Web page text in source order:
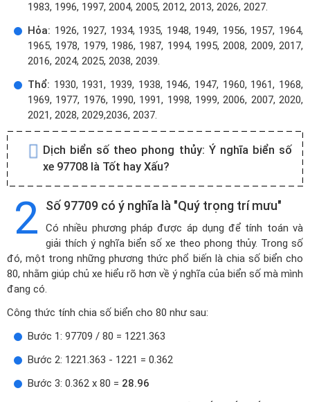
1983, 1996, 1997, 2004, 2005, 2012, 2013, 2026, 2027.
Hỏa: 1926, 1927, 1934, 1935, 1948, 1949, 1956, 1957, 1964,
1965, 1978, 1979, 1986, 1987, 1994, 1995, 2008, 2009, 2017,
2016, 2024, 2025, 2038, 2039.
Thổ: 1930, 1931, 1939, 1938, 1946, 1947, 1960, 1961, 1968,
1969, 1977, 1976, 1990, 1991, 1998, 1999, 2006, 2007, 2020,
2021, 2028, 2029,2036, 2037.
Dịch biển số theo phong thủy: Ý nghĩa biển số
xe 97708 là Tốt hay Xấu?
2 Số 97709 có ý nghĩa là "Quý trọng trí mưu"
Có nhiều phương pháp được áp dụng để tính toán và
giải thích ý nghĩa biển số xe theo phong thủy. Trong số
đó, một trong những phương thức phổ biến là chia số biển cho
80, nhằm giúp chủ xe hiểu rõ hơn về ý nghĩa của biển số mà mình
đang có.
Công thức tính chia số biển cho 80 như sau:
Bước 1: 97709 / 80 = 1221.363
Bước 2: 1221.363 - 1221 = 0.362
Bước 3: 0.362 x 80 = 28.96